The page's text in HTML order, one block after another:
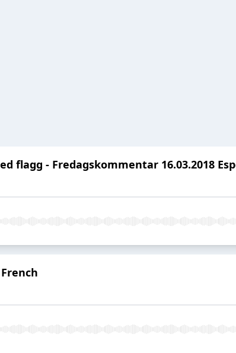
flagg - Fredagskommentar 16.03.2018